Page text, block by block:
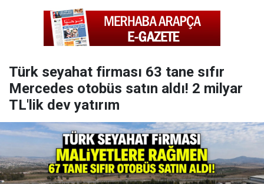
Türk seyahat firması 63 tane sıfır
Mercedes otobüs satın aldı! 2 milyar
TL'lik dev yatırım